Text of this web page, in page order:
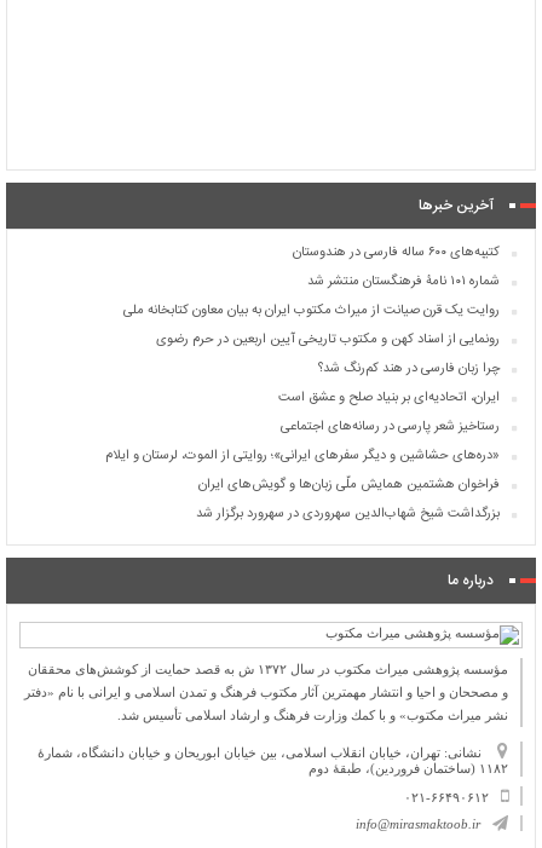
آخرین خبرها
کتیبه‌های ۶۰۰ ساله فارسی در هندوستان
شماره ۱۰۱ نامۀ فرهنگستان منتشر شد
روایت یک قرن صیانت از میراث مکتوب ایران به بیان معاون کتابخانه ملی
رونمایی از اسناد کهن و مکتوب تاریخی آیین اربعین در حرم رضوی
چرا زبان فارسی در هند کم‌رنگ شد؟
ایران، اتحادیه‌ای بر بنیاد صلح و عشق است
رستاخیز شعر پارسی در رسانه‌های اجتماعی
«دره‌های حشاشین و دیگر سفرهای ایرانی»؛ روایتی از الموت، لرستان و ایلام
فراخوان هشتمین همایش ملّی زبان‌ها و گویش‌های ایران
بزرگداشت شیخ شهاب‌الدین سهروردی در سهرورد برگزار شد
درباره ما
مؤسسه پژوهشی میراث مكتوب در سال ۱۳۷۲ ش به قصد حمایت از كوشش‌های محققان
و مصححان و احیا و انتشار مهمترین آثار مكتوب فرهنگ و تمدن اسلامی و ایرانی با نام «دفتر
نشر میراث مكتوب» و با كمك وزارت فرهنگ و ارشاد اسلامی تأسیس شد.
نشانی: تهران، خیابان انقلاب اسلامی، بین خیابان ابوریحان و خیابان دانشگاه، شمارۀ
۱۱۸۲ (ساختمان فروردین)، طبقۀ دوم
۰۲۱-۶۶۴۹۰۶۱۲
info@mirasmaktoob.ir